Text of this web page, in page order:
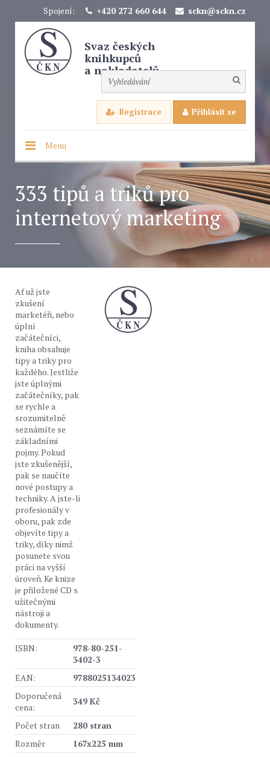
Spojení: +420 272 660 644 sckn@sckn.cz
Svaz českých
knihkupců
a nakladatelů
Registrace Přihlásit se
Menu
333 tipů a triků pro
internetový marketing
Ať už jste
zkušení
marketéři, nebo
úplní
začátečníci,
kniha obsahuje
tipy a triky pro
každého. Jestliže
jste úplnými
začátečníky, pak
se rychle a
srozumitelně
seznámíte se
základními
pojmy. Pokud
jste zkušenější,
pak se naučíte
nové postupy a
techniky. A jste-li
profesionály v
oboru, pak zde
objevíte tipy a
triky, díky nimž
posunete svou
práci na vyšší
úroveň. Ke knize
je přiložené CD s
užitečnými
nástroji a
dokumenty.
ISBN:
978-80-251-
3402-3
EAN:
9788025134023
Doporučená
cena:
349 Kč
Počet stran
280 stran
Rozměr
167x225 mm